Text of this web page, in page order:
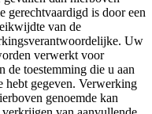
gerechtvaardigd is door een
van de
Uw
verwerkt voor
de toestemming die u aan
gegeven. Verwerking
genoemde kan